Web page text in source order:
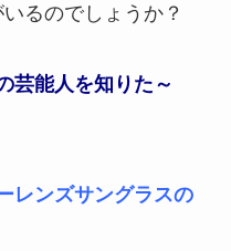
るのでしょうか？
芸能人を知りた～
レンズサングラスの